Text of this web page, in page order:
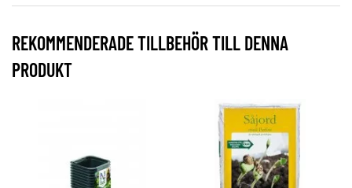
REKOMMENDERADE TILLBEHÖR TILL DENNA
PRODUKT